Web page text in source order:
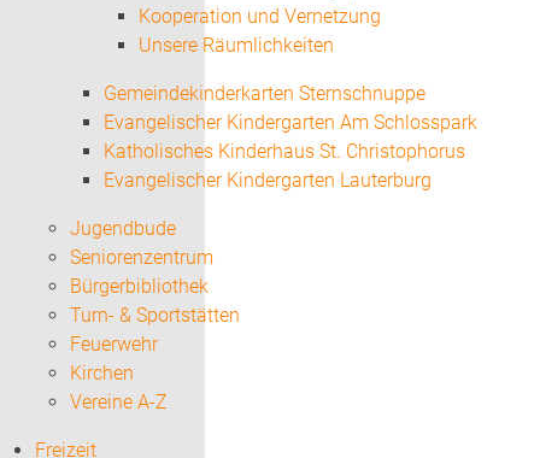
Kooperation und Vernetzung
Unsere Räumlichkeiten
Gemeindekinderkarten Sternschnuppe
Evangelischer Kindergarten Am Schlosspark
Katholisches Kinderhaus St. Christophorus
Evangelischer Kindergarten Lauterburg
Jugendbude
Seniorenzentrum
Bürgerbibliothek
Turn- & Sportstätten
Feuerwehr
Kirchen
Vereine A-Z
Freizeit